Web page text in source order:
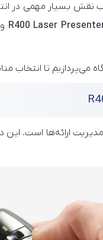
نقش بسیار مهمی در
R400 Laser و
می‌پردازیم تا انتخاب
مدیریت ارائه‌ها است.